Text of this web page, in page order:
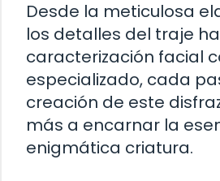
Desde la meticulosa
los detalles del traje
caracterización facial
especializado, cada
creación de este
más a encarnar la
enigmática criatura.